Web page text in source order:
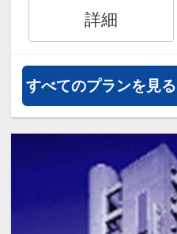
詳細
すべてのプランを見る